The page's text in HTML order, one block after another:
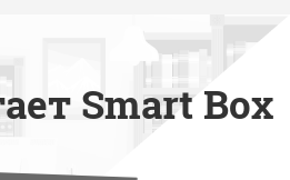
Smart Box